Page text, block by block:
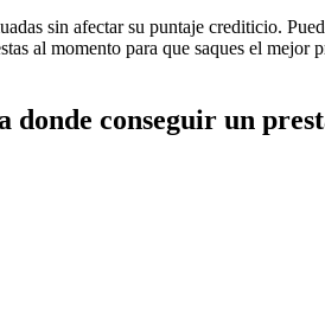
sin afectar su puntaje crediticio.
al momento para que saques el
conseguir un